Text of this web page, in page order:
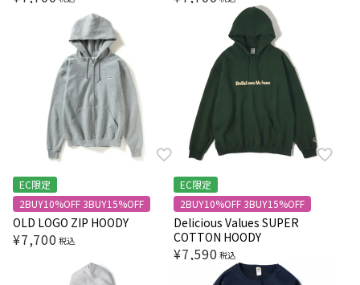
EC限定
2BUY10%OFF 3BUY15%OFF
OLD LOGO ZIP HOODY
¥7,700 税込
EC限定
2BUY10%OFF 3BUY15%OFF
Delicious Values SUPER
COTTON HOODY
¥7,590 税込